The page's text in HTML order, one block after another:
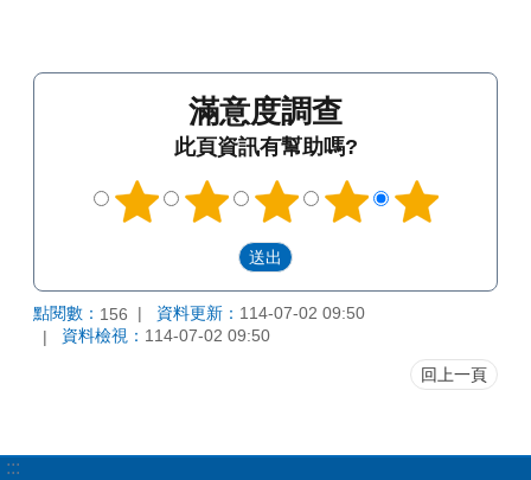
滿意度調查
此頁資訊有幫助嗎?
點閱數： 156 資料更新： 114-07-02 09:50
資料檢視： 114-07-02 09:50
回上一頁
:::